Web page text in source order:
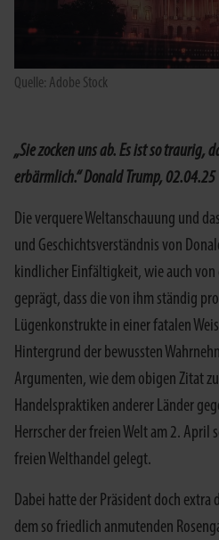
Quelle: Adobe Stock
„Sie zocken uns ab. Es ist so traurig,
erbärmlich.“ Donald Trump, 02.04.25
Die verquere Weltanschauung und
und Geschichtsverständnis von
kindlicher Einfältigkeit, wie auch
geprägt, dass die von ihm ständig
Lügenkonstrukte in einer fatalen
Hintergrund der bewussten
Argumenten, wie dem obigen Zitat
Handelspraktiken anderer Länder
Herrscher der freien Welt am 2. April
freien Welthandel gelegt.
Dabei hatte der Präsident doch extra
dem so friedlich anmutenden